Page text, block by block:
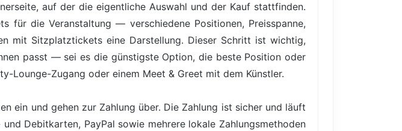
auf der die eigentliche Auswahl und der Kauf stattfinden.
für die Veranstaltung — verschiedene Positionen, Preisspanne,
mit Sitzplatztickets eine Darstellung. Dieser Schritt ist wichtig,
passt — sei es die günstigste Option, die beste Position oder
Lounge-Zugang oder einem Meet & Greet mit dem Künstler.
ein und gehen zur Zahlung über. Die Zahlung ist sicher und läuft
Debitkarten, PayPal sowie mehrere lokale Zahlungsmethoden